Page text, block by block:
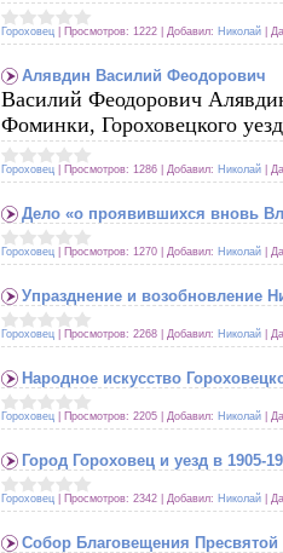
Гороховец Просмотров: 1222 Добавил: Николай
Алявдин Василий Феодорович
Василий Феодорович
Фоминки, Гороховецкого
Гороховец Просмотров: 1286 Добавил: Николай
Дело «о проявившихся вновь
Гороховец Просмотров: 1270 Добавил: Николай
Упразднение и возобновление
Гороховец Просмотров: 2268 Добавил: Николай
Народное искусство
Гороховец Просмотров: 2205 Добавил: Николай
Город Гороховец и уезд в 1905-
Гороховец Просмотров: 2342 Добавил: Николай
Собор Благовещения